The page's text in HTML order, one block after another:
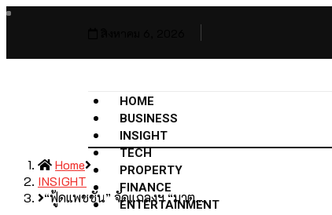
HOME
BUSINESS
INSIGHT
TECH
PROPERTY
FINANCE
ENTERTAINMENT
Home
INSIGHT
“ฟู้ดแพชชั่น” จัดแถลงฯ “มาต…